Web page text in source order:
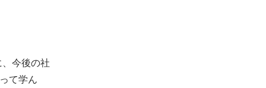
今後の社
て学ん